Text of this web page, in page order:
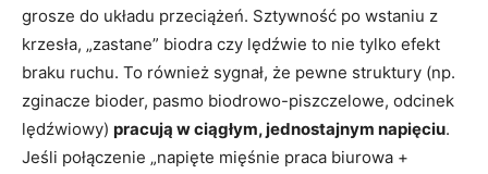
grosze do układu przeciążeń. Sztywność po wstaniu z
krzesła, „zastane” biodra czy lędźwie to nie tylko efekt
braku ruchu. To również sygnał, że pewne struktury (np.
zginacze bioder, pasmo biodrowo-piszczelowe, odcinek
lędźwiowy) pracują w ciągłym, jednostajnym napięciu.
Jeśli połączenie „napięte mięśnie praca biurowa +